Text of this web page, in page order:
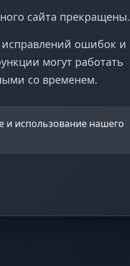
сайта прекращены.
ошибок и
могут работать
со временем.
и использование нашего